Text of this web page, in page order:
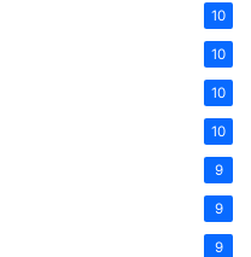
10
10
10
10
9
9
9